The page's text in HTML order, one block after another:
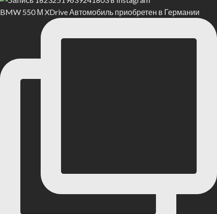
BMW 550 М XDrive Автомобиль приобретен в Германии